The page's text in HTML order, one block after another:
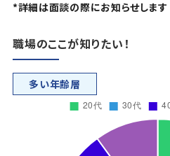
*詳細は面談の際にお知らせします
職場のここが知りたい！
多い年齢層